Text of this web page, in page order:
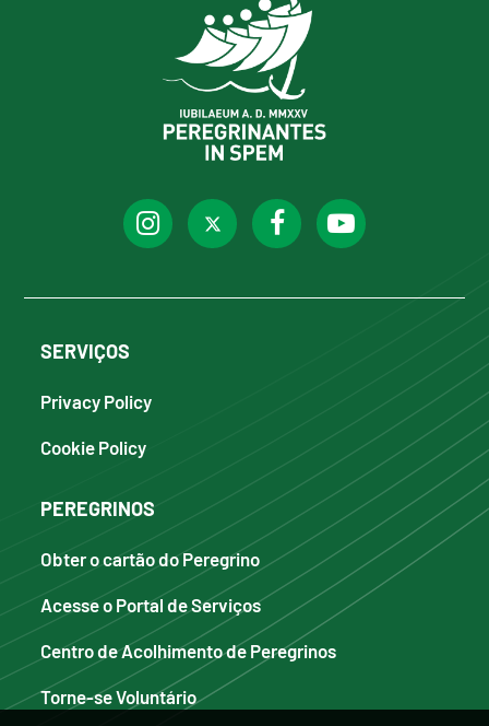
SERVIÇOS
Privacy Policy
Cookie Policy
PEREGRINOS
Obter o cartão do Peregrino
Acesse o Portal de Serviços
Centro de Acolhimento de Peregrinos
Torne-se Voluntário